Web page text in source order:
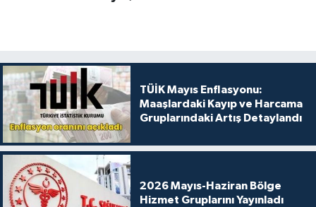
TÜİK Mayıs Enflasyonu:
Maaşlardaki Kayıp ve Harcama
Gruplarındaki Artış Detaylandı
2026 Mayıs-Haziran Bölge
Hizmet Gruplarını Yayınladı